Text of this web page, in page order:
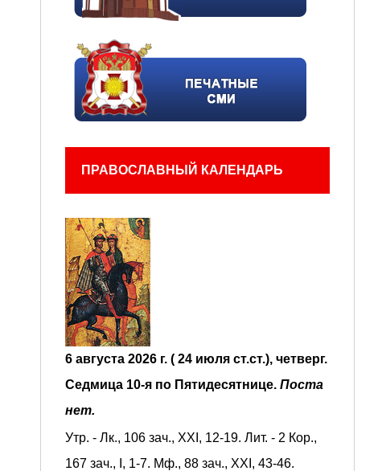
ПРАВОСЛАВНЫЙ КАЛЕНДАРЬ
6 августа 2026 г. ( 24 июля ст.ст.), четверг.
Седмица 10-я по Пятидесятнице. Поста
нет.
Утр. - Лк., 106 зач., XXI, 12-19. Лит. - 2 Кор.,
167 зач., I, 1-7. Мф., 88 зач., XXI, 43-46.